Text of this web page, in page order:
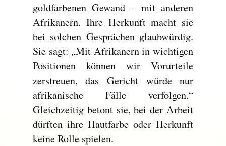
goldfarbenen Gewand – mit anderen
Afrikanern. Ihre Herkunft macht sie
bei solchen Gesprächen glaubwürdig.
Sie sagt: „Mit Afrikanern in wichtigen
Positionen können wir Vorurteile
zerstreuen, das Gericht würde nur
afrikanische Fälle verfolgen.“
Gleichzeitig betont sie, bei der Arbeit
dürften ihre Hautfarbe oder Herkunft
keine Rolle spielen.